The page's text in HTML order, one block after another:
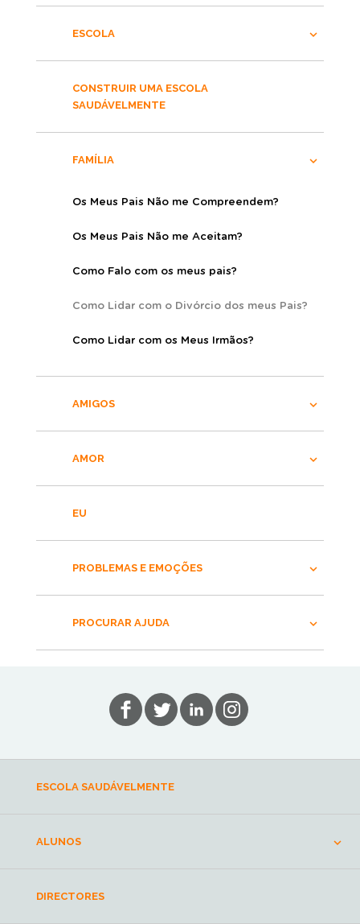
ESCOLA
CONSTRUIR UMA ESCOLA
SAUDÁVELMENTE
FAMÍLIA
Os Meus Pais Não me Compreendem?
Os Meus Pais Não me Aceitam?
Como Falo com os meus pais?
Como Lidar com o Divórcio dos meus Pais?
Como Lidar com os Meus Irmãos?
AMIGOS
AMOR
EU
PROBLEMAS E EMOÇÕES
PROCURAR AJUDA
ESCOLA SAUDÁVELMENTE
ALUNOS
DIRECTORES